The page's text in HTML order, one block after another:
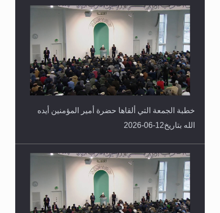
خطبة الجمعة التي ألقاها حضرة أمير المؤمنين أيده
الله بتاريخ12-06-2026